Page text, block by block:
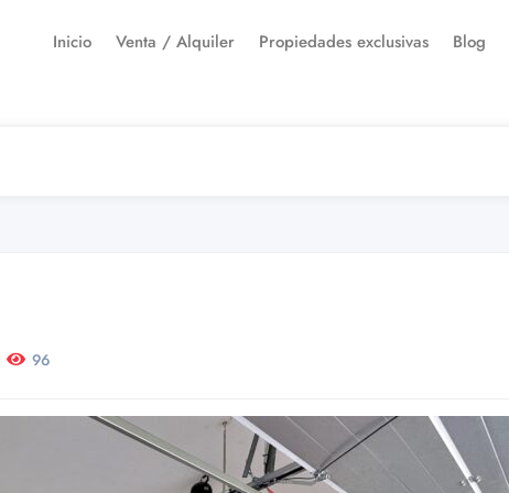
Inicio Venta / Alquiler Propiedades exclusivas Blog
96